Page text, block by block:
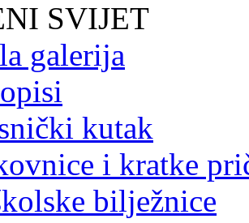
SVIJET
galerija
kutak
i kratke
bilježnice